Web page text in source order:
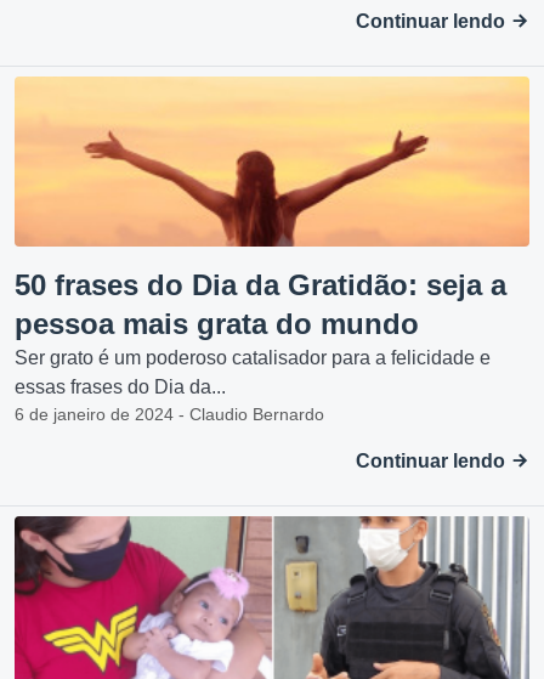
Continuar lendo
50 frases do Dia da Gratidão: seja a
pessoa mais grata do mundo
Ser grato é um poderoso catalisador para a felicidade e
essas frases do Dia da...
6 de janeiro de 2024 - Claudio Bernardo
Continuar lendo